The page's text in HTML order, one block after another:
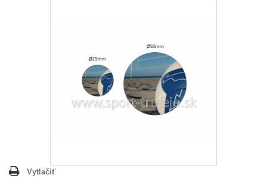
Vytlačiť